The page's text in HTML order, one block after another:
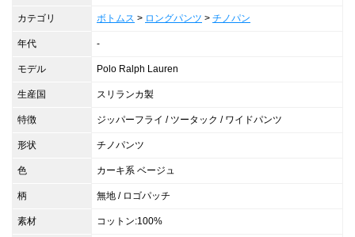
カテゴリ ボトムス > ロングパンツ > チノパン
年代 -
モデル Polo Ralph Lauren
生産国 スリランカ製
特徴 ジッパーフライ / ツータック / ワイドパンツ
形状 チノパンツ
色 カーキ系 ベージュ
柄 無地 / ロゴパッチ
素材 コットン:100%